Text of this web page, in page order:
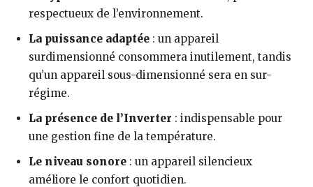
respectueux de l’environnement.
La puissance adaptée : un appareil
surdimensionné consommera inutilement, tandis
qu’un appareil sous-dimensionné sera en sur-
régime.
La présence de l’Inverter : indispensable pour
une gestion fine de la température.
Le niveau sonore : un appareil silencieux
améliore le confort quotidien.